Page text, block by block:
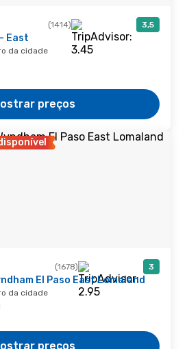
(1414) 3,5
East
da cidade
preços
(1678) 3
El Paso East Lomaland
da cidade
preços